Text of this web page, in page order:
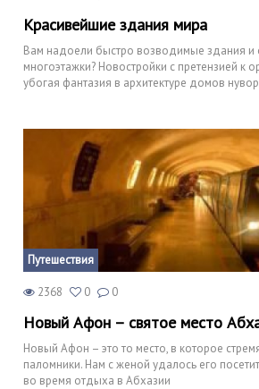
Красивейшие здания мира
Вам надоели быстро возводимые здания
многоэтажки? Новостройки с претензией к
убогая фантазия в архитектуре домов
Путешествия
2368 0 0
Новый Афон – святое место
Новый Афон – это то место, в которое
паломники. Нам с женой удалось его
во время отдыха в Абхазии